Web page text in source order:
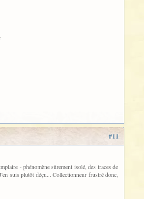
#11
- phénomène sûrement isolé, des traces de
suis plutôt déçu... Collectionneur frustré donc,